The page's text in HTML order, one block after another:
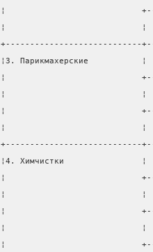
¦
¦                            ¦
+----------------------------
¦3. Парикмахерские
¦
¦                            ¦
¦
¦                            ¦
+----------------------------
¦4. Химчистки
¦
¦                            ¦
¦
¦                            ¦
¦